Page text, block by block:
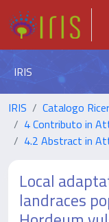
IRIS
IRIS
Catalogo
4 Contributo in
4.2 Abstract in
Local
landraces